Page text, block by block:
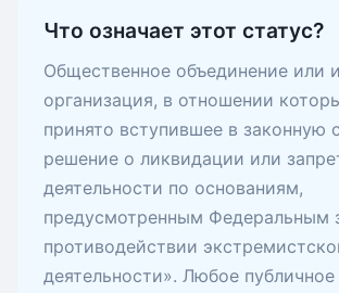
Что означает этот статус?
Общественное объединение или
организация, в отношении
принято вступившее в законную
решение о ликвидации или
деятельности по основаниям,
предусмотренным Федеральным
противодействии
деятельности». Любое публичное